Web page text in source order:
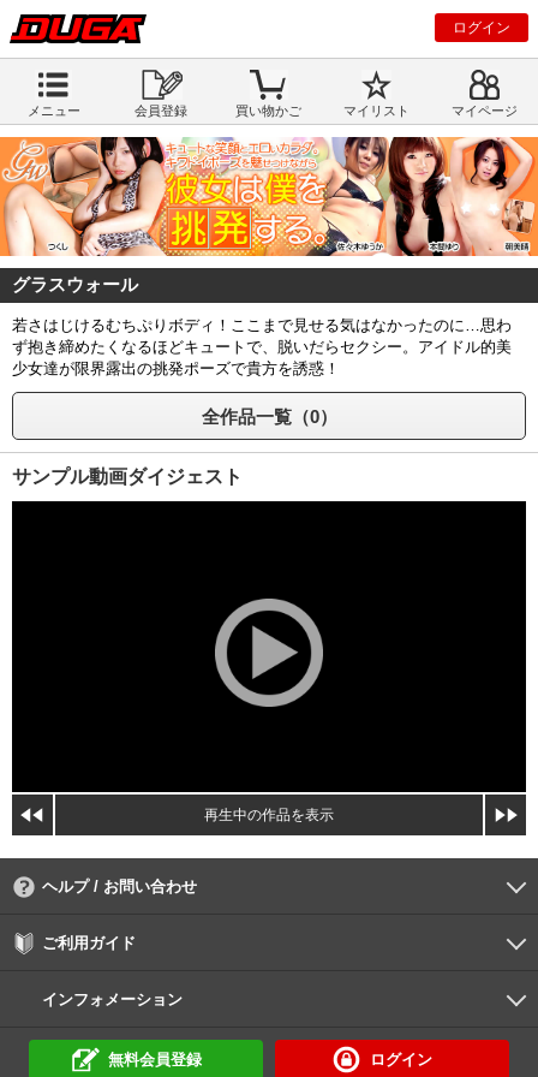
ログイン
メニュー 会員登録 買い物かご マイリスト マイページ
グラスウォール
若さはじけるむちぷりボディ！ここまで見せる気はなかったのに…思わ
ず抱き締めたくなるほどキュートで、脱いだらセクシー。アイドル的美
少女達が限界露出の挑発ポーズで貴方を誘惑！
全作品一覧（0）
サンプル動画ダイジェスト
再生中の作品を表示
ヘルプ / お問い合わせ
よくあるご質問
ご利用環境
お支払い方法
パスワードの再設定
サポートセンター
ご利用ガイド
初めての方へ
会員登録の手順
作品購入の手順
動画再生の手順
検索のヒント
DUGA Player
インフォメーション
DUGAからのお知らせ
デュガの歴史とあゆみ
利用規約
個人情報保護方針
特定商取引法
資金決済法
倫理基準
サイトマップ無料会員登録 ログイン